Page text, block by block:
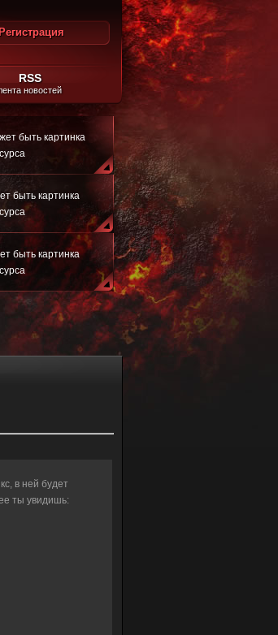
Регистрация
RSS
новостей
быть картинка
быть картинка
быть картинка
в ней будет
ты увидишь: